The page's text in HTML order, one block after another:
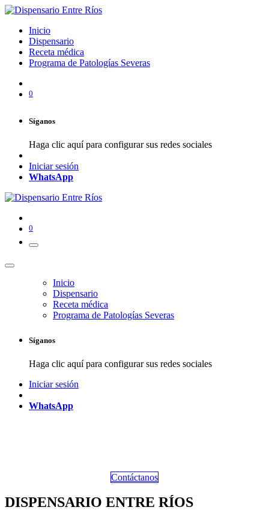
Inicio
Dispensario
Receta médica
Programa de Patologías Severas
0
Síganos
Haga clic aquí para configurar sus redes sociales
Iniciar sesión
WhatsApp
0
Inicio
Dispensario
Receta médica
Programa de Patologías Severas
Síganos
Haga clic aquí para configurar sus redes sociales
Iniciar sesión
WhatsApp
Contáctanos
DISPENSARIO ENTRE RÍOS